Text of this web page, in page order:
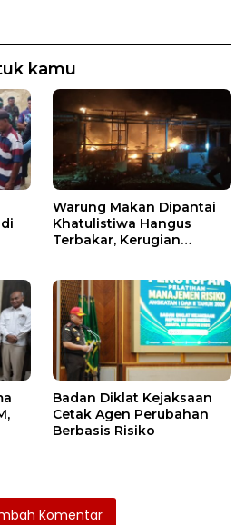
kamu
Warung Makan Dipantai
Khatulistiwa Hangus
Terbakar, Kerugian
Badan Diklat Kejaksaan
Cetak Agen Perubahan
Berbasis Risiko
Komentar